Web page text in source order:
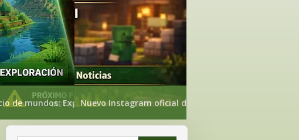
nueva web de estadísticas ya
de mundos: Exploración, Nether Exploración y The End
Nuevo Instagram oficial de Mundo-Minecraft